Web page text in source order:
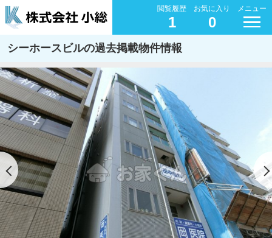
閲覧履歴
1
お気に入り
0
メニュー
シーホースビルの過去掲載物件情報